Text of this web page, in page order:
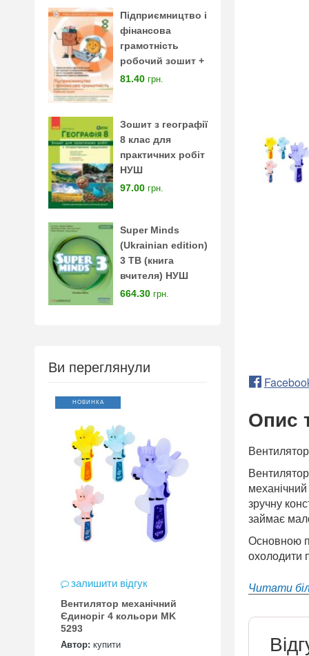
Підприємництво і
фінансова
грамотність
робочий зошит +
тестові завдання 8
81.40 грн.
Зошит з географії
8 клас для
практичних робіт
НУШ
97.00 грн.
Super Minds
(Ukrainian edition)
3 TB (книга
вчителя) НУШ
664.30 грн.
Ви переглянули
НОВИНКА
залишити відгук
Вентилятор механічний
Єдиноріг 4 кольори MK
5293
Автор: купити
Опис
зручну
займає
Основною
охолодити
Читати